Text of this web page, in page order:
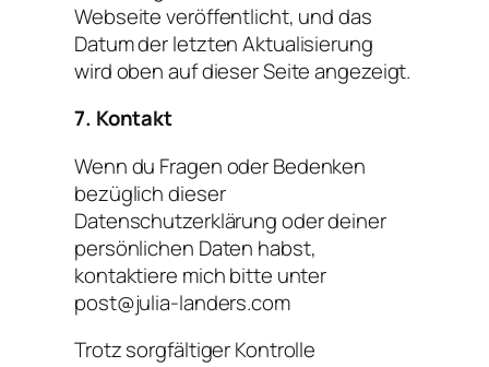
Webseite veröffentlicht, und das
Datum der letzten Aktualisierung
wird oben auf dieser Seite angezeigt.
7. Kontakt
Wenn du Fragen oder Bedenken
bezüglich dieser
Datenschutzerklärung oder deiner
persönlichen Daten habst,
kontaktiere mich bitte unter
post@julia-landers.com
Trotz sorgfältiger Kontrolle